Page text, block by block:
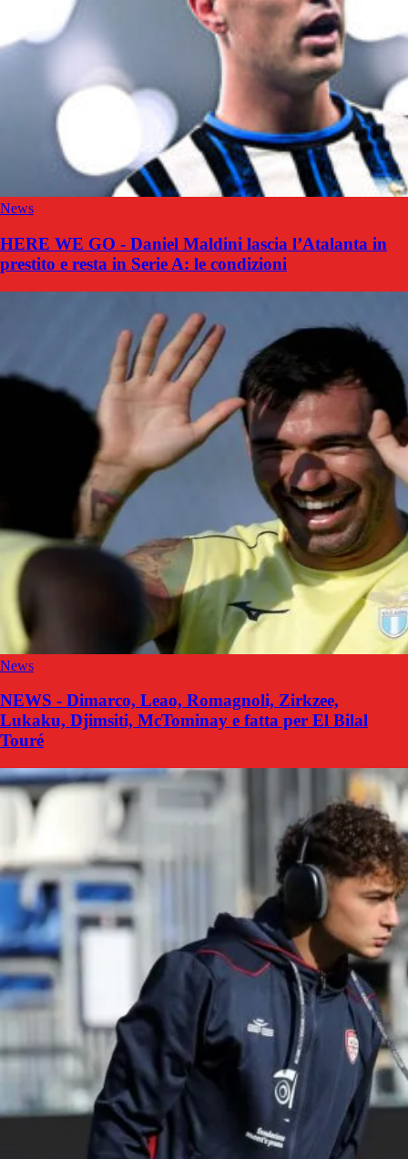
News
HERE WE GO - Daniel Maldini lascia l’Atalanta in
prestito e resta in Serie A: le condizioni
News
NEWS - Dimarco, Leao, Romagnoli, Zirkzee,
Lukaku, Djimsiti, McTominay e fatta per El Bilal
Touré